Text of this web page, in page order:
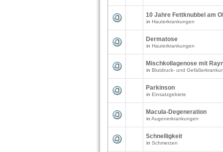
10 Jahre Fettknubbel am
in Hauterkrankungen
Dermatose
in Hauterkrankungen
Mischkollagenose mit
in Blutdruck- und
Parkinson
in Einsatzgebiete
Macula-Degeneration
in Augenerkrankungen
Schnelligkeit
in Schmerzen